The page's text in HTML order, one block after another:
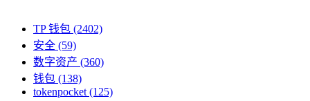
TP 钱包 (2402)
安全 (59)
数字资产 (360)
钱包 (138)
tokenpocket (125)